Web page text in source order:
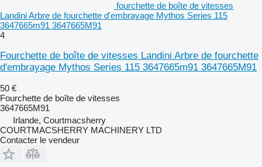
fourchette de boîte de vitesses
Landini Arbre de fourchette d'embrayage Mythos Series 115
3647665m91 3647665M91
4
Fourchette de boîte de vitesses Landini Arbre de fourchette
d'embrayage Mythos Series 115 3647665m91 3647665M91
50 €
Fourchette de boîte de vitesses
3647665M91
Irlande, Courtmacsherry
COURTMACSHERRY MACHINERY LTD
Contacter le vendeur